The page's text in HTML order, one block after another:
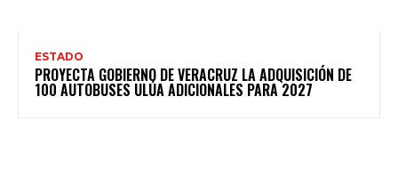
ESTADO
PROYECTA GOBIERNO DE VERACRUZ LA ADQUISICIÓN DE
100 AUTOBUSES ULÚA ADICIONALES PARA 2027